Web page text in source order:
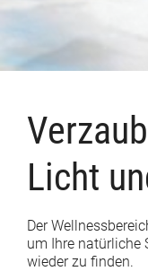
Licht
Der
um Ihre natürliche
wieder zu finden.